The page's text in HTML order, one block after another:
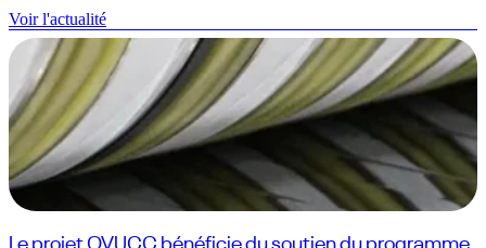
Voir l'actualité